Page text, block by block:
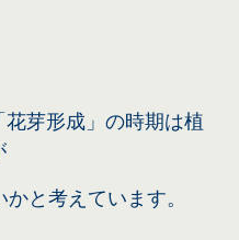
芽形成」の時期は植
と考えています。